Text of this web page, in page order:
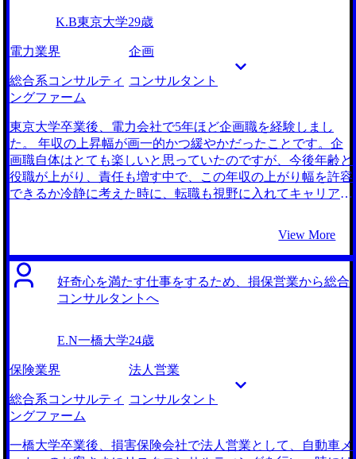
峙し、着実にビジネスの経験を積んでいるように感じまし
た。さらに、クライアントの課題を発見し、解決に向けてリ
ードしていく立場というところが前職のビジネスモデルと似
ていると思います。 さらに、コンサルティングファームは
年間約10%の高い成長率で、ファームとともに自身も成長し
ンサルタントは一気通貫で課題解決を行えるところが魅力的
だと感じました。 2社です。最初は軽い気持ちで転職サイト
に登録したため、大手のエージェントにも相談しましたが、
MyVisionさんと話す中でコンサルへの興味が強まりました。
面接練習や面談を丁寧に、何度も行ってくださったことが一
した。しかし、担当してくださった河瀬さんに何度も練習に
付き合っていただいたので不安を解消することができまし
た。また、ケースの練習以外にも前職での強みを面接でアピ
ールできているかの確認とフィードバックもしていただけま
した。 河瀬さんと連携を取りながら面接を進めていけたこ
なく転職活動を進めることができました。 最終的にどのフ
た。しかし、河瀬さんが相談に乗ってくださったので、後悔
のない決断をすることができました。 転職前は700万円ほど
で、転職時のオファーは750万円でした。
K.B東京大学29歳
電力業界 企画
総合系コンサルティ
ングファーム
コンサルタント
東京大学卒業後、電力会社で5年ほど企画職を経験しまし
た。 年収の上昇幅が画一的かつ緩やかだったことです。企
画職自体はとても楽しいと思っていたのですが、今後年齢と
役職が上がり、責任も増す中で、この年収の上がり幅を許容
できるか冷静に考えた時に、転職も視野に入れてキャリアプ
ティングファームは魅力に感じていました。また、これまで
の経験を活かせるポジションをMyVisionさんにご紹介いただ
いたことで更に志望意欲が固まりました。 大手エージェン
ト2社とMyVisionの3社です。 元々大手エージェントを使っ
た。 そうした状況下でコンサル転職について調べていると
きにMyVisionさんを知ったので一度話を聞いてみました。こ
れまでの職務経験を伝えたところ、MyVisionさんは面談終了
後に私の経験が活かせる求人を10件以上も送ってきてくれた
ので、2回目の面談をすぐに設定しました。 業務内容につい
は知り得ないような業界の詳細な話を教えてくれたので、業
View More
好奇心を満たす仕事をするため、損保営業から総合
コンサルタントへ
E.N一橋大学24歳
保険業界 法人営業
総合系コンサルティ
ングファーム
コンサルタント
一橋大学卒業後、損害保険会社で法人営業として、自動車メ